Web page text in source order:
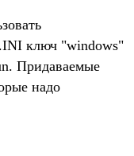
ключ "windows"
Придаваемые
надо